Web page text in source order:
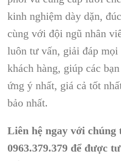
kinh nghiệm dày dặn,
cùng với đội ngũ nhân
luôn tư vấn, giải đáp mọi
khách hàng, giúp các
ứng ý nhất, giá cả tốt
bảo nhất.
Liên hệ ngay với chúng
0963.379.379 để được